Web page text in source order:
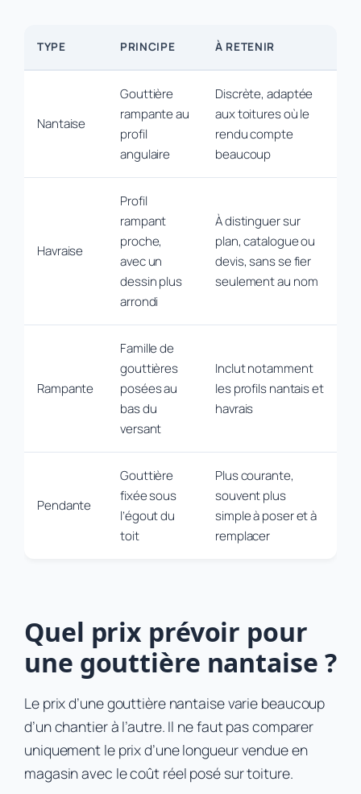
TYPE PRINCIPE À RETENIR
Nantaise
Gouttière
rampante au
profil
angulaire
Discrète, adaptée
aux toitures où le
rendu compte
beaucoup
Havraise
Profil
rampant
proche,
avec un
dessin plus
arrondi
À distinguer sur
plan, catalogue ou
devis, sans se fier
seulement au nom
Rampante
Famille de
gouttières
posées au
bas du
versant
Inclut notamment
les profils nantais et
havrais
Pendante
Gouttière
fixée sous
l’égout du
toit
Plus courante,
souvent plus
simple à poser et à
remplacer
Quel prix prévoir pour
une gouttière nantaise ?
Le prix d’une gouttière nantaise varie beaucoup
d’un chantier à l’autre. Il ne faut pas comparer
uniquement le prix d’une longueur vendue en
magasin avec le coût réel posé sur toiture.